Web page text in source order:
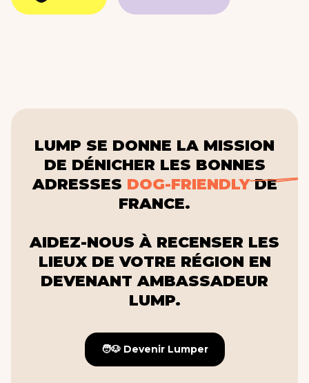
LUMP SE DONNE LA MISSION
DE DÉNICHER LES BONNES
ADRESSES DOG-FRIENDLYDE
FRANCE.
AIDEZ-NOUS À RECENSER LES
LIEUX DE VOTRE RÉGION EN
DEVENANT AMBASSADEUR
LUMP.
🧑🐶 Devenir Lumper
🧑🐶 Devenir Lumper